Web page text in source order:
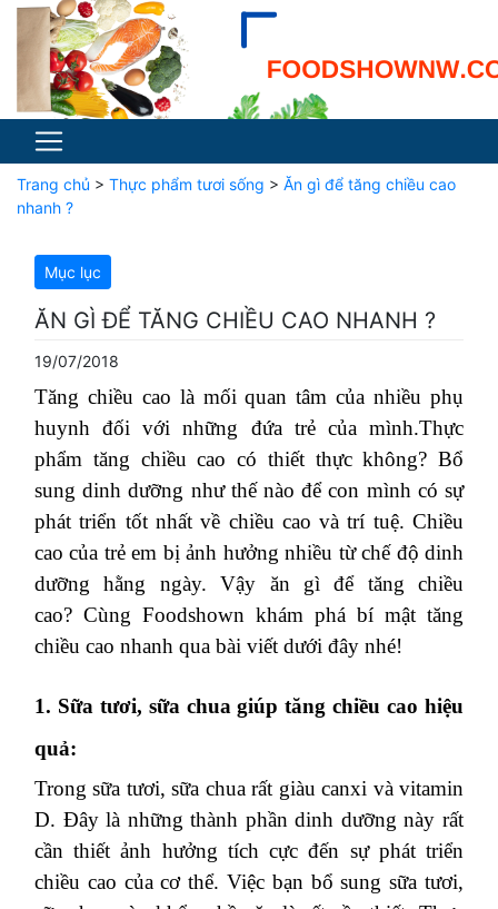
Trang chủ > Thực phẩm tươi sống > Ăn gì để tăng chiều cao
nhanh ?
Mục lục
ĂN GÌ ĐỂ TĂNG CHIỀU CAO NHANH ?
19/07/2018
Tăng chiều cao là mối quan tâm của nhiều phụ
huynh đối với những đứa trẻ của mình.Thực
phẩm tăng chiều cao có thiết thực không? Bổ
sung dinh dưỡng như thế nào để con mình có sự
phát triển tốt nhất về chiều cao và trí tuệ. Chiều
cao của trẻ em bị ảnh hưởng nhiều từ chế độ dinh
dưỡng hằng ngày. Vậy ăn gì để tăng chiều
cao? Cùng Foodshown khám phá bí mật tăng
chiều cao nhanh qua bài viết dưới đây nhé!
1. Sữa tươi, sữa chua giúp tăng chiều cao hiệu
quả:
Trong sữa tươi, sữa chua rất giàu canxi và vitamin
D. Đây là những thành phần dinh dưỡng này rất
cần thiết ảnh hưởng tích cực đến sự phát triển
chiều cao của cơ thể. Việc bạn bổ sung sữa tươi,